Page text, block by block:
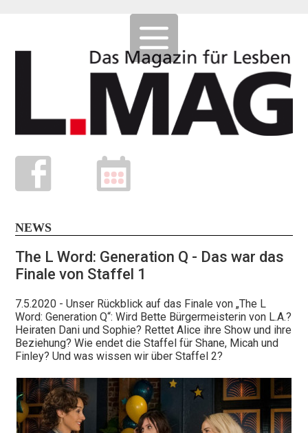
NEWS
The L Word: Generation Q - Das war das
Finale von Staffel 1
7.5.2020 - Unser Rückblick auf das Finale von „The L
Word: Generation Q“: Wird Bette Bürgermeisterin von L.A.?
Heiraten Dani und Sophie? Rettet Alice ihre Show und ihre
Beziehung? Wie endet die Staffel für Shane, Micah und
Finley? Und was wissen wir über Staffel 2?